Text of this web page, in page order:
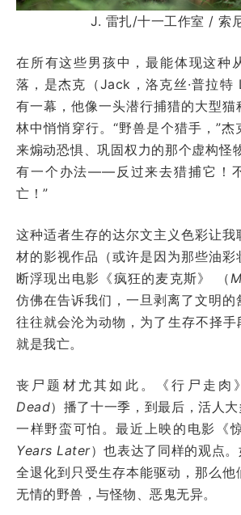
J. 雷扎/十一工作室 / 索
在所有这些男孩中，最能体现这种
落，是杰克（Jack，洛克丝·普拉特
有一幕，他像一头潜行捕猎的大型猫
林中悄悄穿行。“野兽是个猎手，”
来煽动恐惧、巩固权力的那个虚构怪
有一个办法——反过来去猎捕它！
亡！”
这种适者生存的达尔文主义色彩让我
材的影视作品（或许是因为那些油彩
断浮现出电影《疯狂的麦克斯》 （
仿佛在告诉我们，一旦剥离了文明的
往往就会沦为动物，为了生存不择
就是我亡。
丧尸题材尤其如此。《行尸走肉
Dead）播了十一季，到最后，活人
一样野蛮可怕。最近上映的电影《
Years Later）也表达了同样的观点
全退化到只受生存本能驱动，那么他
无情的野兽，与怪物、恶鬼无异。